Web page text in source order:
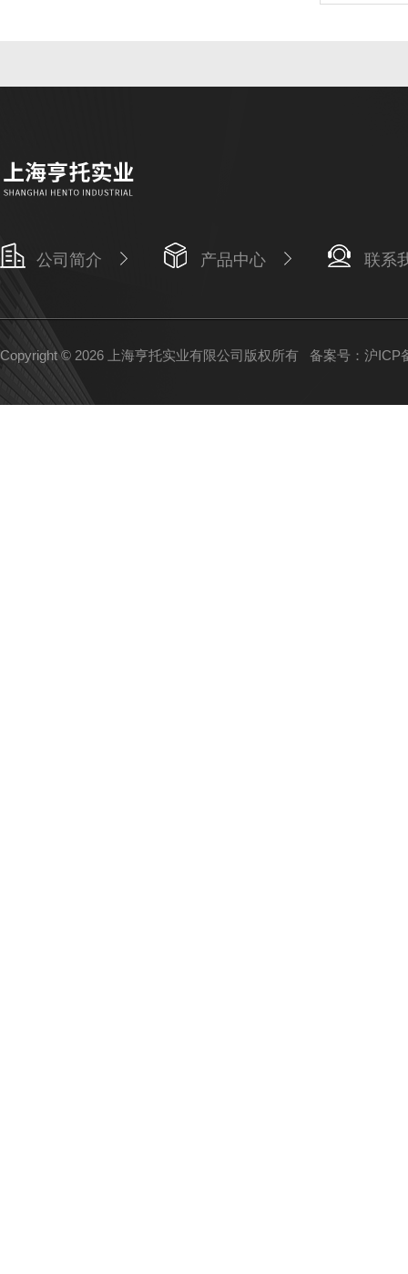
公司简介 产品中心 联系
Copyright © 2026 上海亨托实业有限公司版权所有 备案号：沪ICP